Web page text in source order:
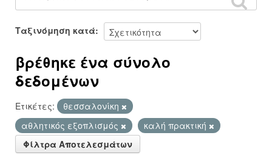
Σχετικά
Ταξινόμηση κατά
βρέθηκε ένα σύνολο
δεδομένων
Ετικέτες:
θεσσαλονίκη
αθλητικός εξοπλισμός
καλή πρακτική
Φίλτρα Αποτελεσμάτων